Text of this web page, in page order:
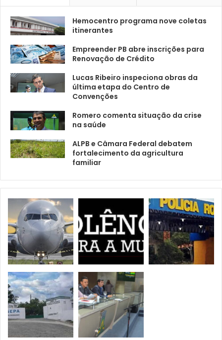
Hemocentro programa nove coletas
itinerantes
Empreender PB abre inscrições para
Renovação de Crédito
Lucas Ribeiro inspeciona obras da
última etapa do Centro de
Convenções
Romero comenta situação da crise
na saúde
ALPB e Câmara Federal debatem
fortalecimento da agricultura
familiar